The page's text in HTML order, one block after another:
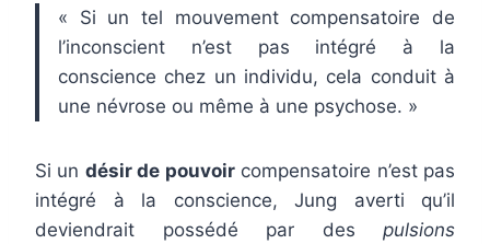
« Si un tel mouvement compensatoire de
l’inconscient n’est pas intégré à la
conscience chez un individu, cela conduit à
une névrose ou même à une psychose. »
Si un désir de pouvoircompensatoire n’est pas
intégré à la conscience, Jung averti qu’il
deviendrait possédé par des pulsions